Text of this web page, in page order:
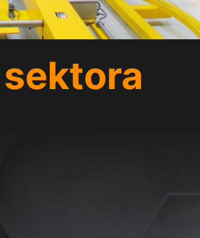
sektora
Niektóre z nich są niezbędne,
Dane osobowe mogą być
w celu spersonalizowania reklam i treści lub
wyrazić zgodę na całe kategorie lub